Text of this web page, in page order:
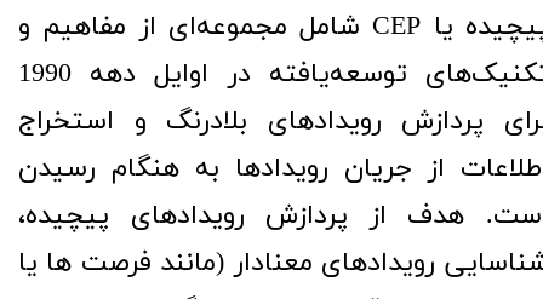
پیچیده یا CEP شامل مجموعه‌ای از مفاهیم و
تکنیک‌های توسعه‌یافته در اوایل دهه 1990
پردازش رویدادهای بلادرنگ و استخراج
از جریان رویدادها به هنگام رسیدن
هدف از پردازش رویدادهای پیچیده،
رویدادهای معنادار (مانند فرصت ها یا